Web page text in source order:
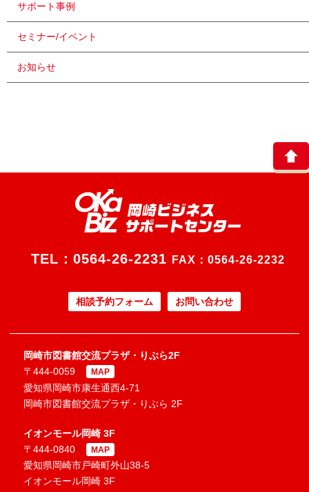
サポート事例
セミナー/イベント
お知らせ
TEL： 0564-26-2231 FAX：0564-26-2232
相談予約フォーム お問い合わせ
岡崎市図書館交流プラザ・りぶら2F
〒444-0059
MAP
愛知県岡崎市康生通西4-71
岡崎市図書館交流プラザ・りぶら 2F
イオンモール岡崎 3F
〒444-0840
MAP
愛知県岡崎市戸崎町外山38-5
イオンモール岡崎 3F